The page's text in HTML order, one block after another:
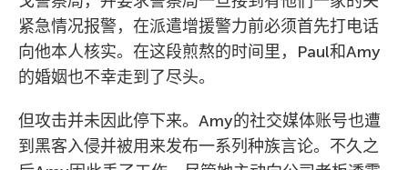
紧急情况报警，在派遣增援警力前必须首先打电话
向他本人核实。在这段煎熬的时间里，Paul和Amy
的婚姻也不幸走到了尽头。
但攻击并未因此停下来。Amy的社交媒体账号也遭
到黑客入侵并被用来发布一系列种族言论。不久之